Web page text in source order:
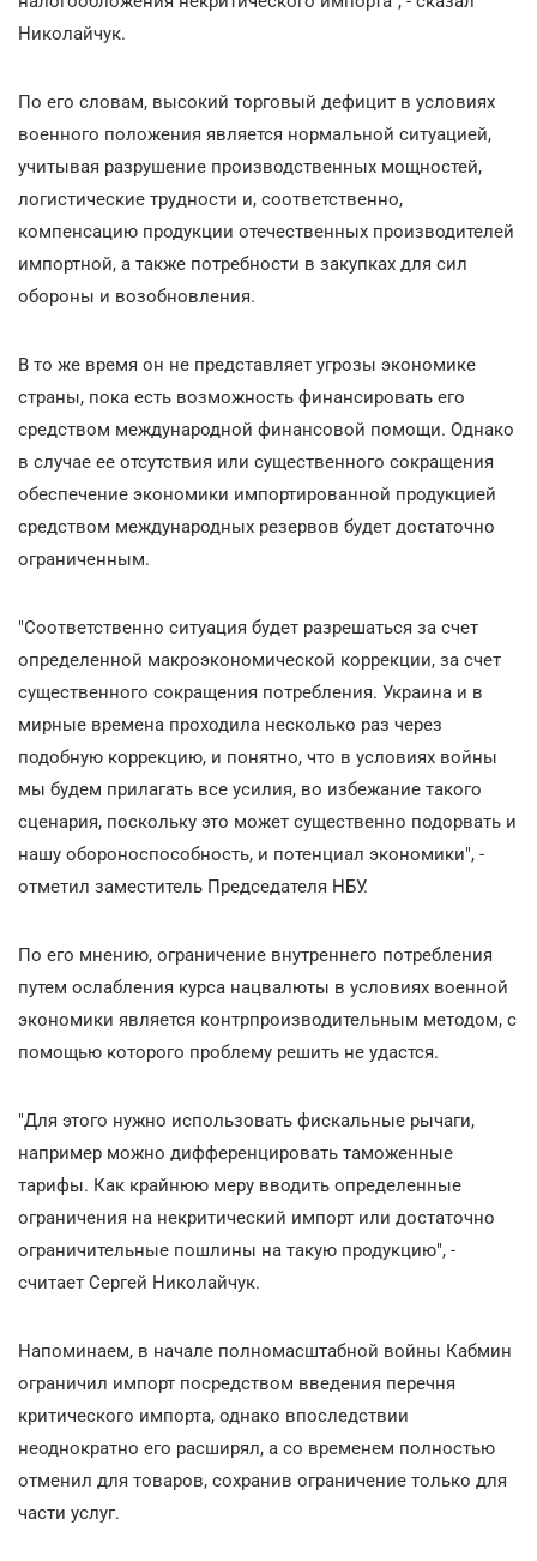
Николайчук.
По его словам, высокий торговый дефицит в условиях
военного положения является нормальной ситуацией,
учитывая разрушение производственных мощностей,
логистические трудности и, соответственно,
компенсацию продукции отечественных производителей
импортной, а также потребности в закупках для сил
обороны и возобновления.
В то же время он не представляет угрозы экономике
страны, пока есть возможность финансировать его
средством международной финансовой помощи. Однако
в случае ее отсутствия или существенного сокращения
обеспечение экономики импортированной продукцией
средством международных резервов будет достаточно
ограниченным.
"Соответственно ситуация будет разрешаться за счет
определенной макроэкономической коррекции, за счет
существенного сокращения потребления. Украина и в
мирные времена проходила несколько раз через
подобную коррекцию, и понятно, что в условиях войны
мы будем прилагать все усилия, во избежание такого
сценария, поскольку это может существенно подорвать и
нашу обороноспособность, и потенциал экономики", -
отметил заместитель Председателя НБУ.
По его мнению, ограничение внутреннего потребления
путем ослабления курса нацвалюты в условиях военной
экономики является контрпроизводительным методом, с
помощью которого проблему решить не удастся.
"Для этого нужно использовать фискальные рычаги,
например можно дифференцировать таможенные
тарифы. Как крайнюю меру вводить определенные
ограничения на некритический импорт или достаточно
ограничительные пошлины на такую продукцию", -
считает Сергей Николайчук.
Напоминаем, в начале полномасштабной войны Кабмин
ограничил импорт посредством введения перечня
критического импорта, однако впоследствии
неоднократно его расширял, а со временем полностью
отменил для товаров, сохранив ограничение только для
части услуг.